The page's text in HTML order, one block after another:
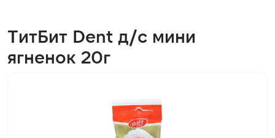
ТитБит Dent д/с мини
ягненок 20г